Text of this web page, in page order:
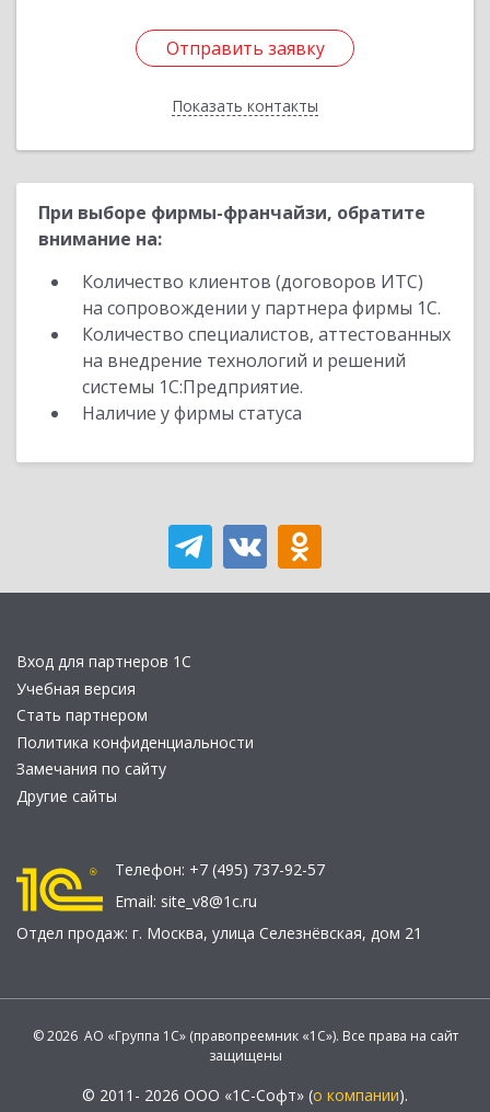
Отправить заявку
Показать контакты
Отправить заявку
Назад
При выборе фирмы-франчайзи, обратите
внимание на:
Количество клиентов (договоров ИТС)
на сопровождении у партнера фирмы 1С.
Количество специалистов, аттестованных
на внедрение технологий и решений
системы 1С:Предприятие.
Наличие у фирмы статуса
Вход для партнеров 1С
Учебная версия
Стать партнером
Политика конфиденциальности
Замечания по сайту
Другие сайты
Телефон: +7 (495) 737-92-57
Email: site_v8@1c.ru
Отдел продаж: г. Москва, улица Селезнёвская, дом 21
© 2026 АО «Группа 1С» (правопреемник «1С»). Все права на сайт
защищены
© 2011- 2026 ООО «1С-Софт» (о компании).